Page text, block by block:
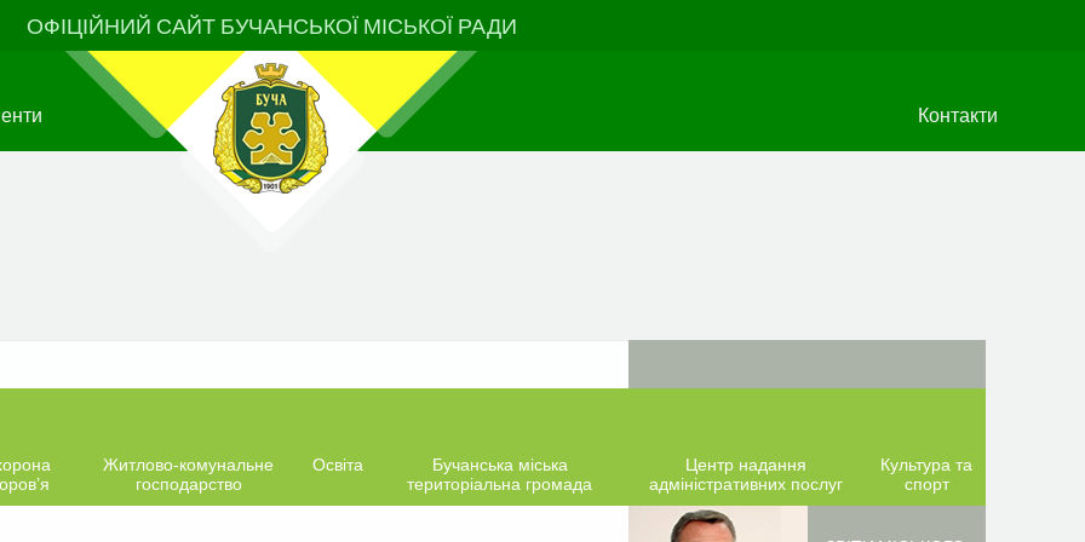
ОФІЦІЙНИЙ САЙТ БУЧАНСЬКОЇ МІСЬКОЇ РАДИ
Контакти
Житлово-комунальне
господарство
Освіта
Бучанська міська
територіальна громада
Центр надання
адміністративних послуг
Культура та
спорт